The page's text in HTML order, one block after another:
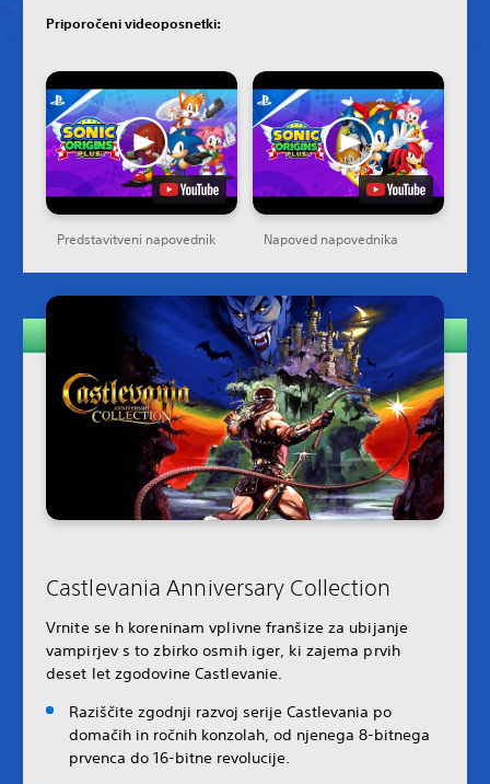
Priporočeni videoposnetki:
Predstavitveni napovednik Napoved napovednika
Castlevania Anniversary Collection
Vrnite se h koreninam vplivne franšize za ubijanje
vampirjev s to zbirko osmih iger, ki zajema prvih
deset let zgodovine Castlevanie.
Raziščite zgodnji razvoj serije Castlevania po
domačih in ročnih konzolah, od njenega 8-bitnega
prvenca do 16-bitne revolucije.